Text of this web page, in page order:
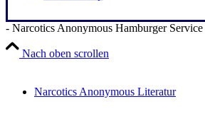
Narcotics Anonymous Literatur
- Narcotics Anonymous Hamburger
Nach oben scrollen